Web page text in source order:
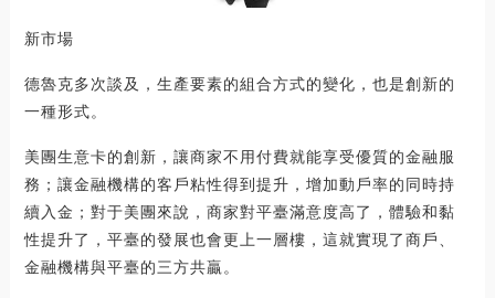
新市場
德魯克多次談及，生產要素的組合方式的變化，也是創新的
一種形式。
美團生意卡的創新，讓商家不用付費就能享受優質的金融服
務；讓金融機構的客戶粘性得到提升，增加動戶率的同時持
續入金；對于美團來說，商家對平臺滿意度高了，體驗和黏
性提升了，平臺的發展也會更上一層樓，這就實現了商戶、
金融機構與平臺的三方共贏。